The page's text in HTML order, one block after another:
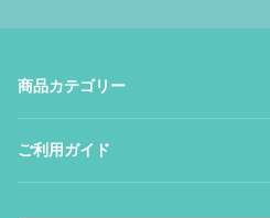
商品カテゴリー
ご利用ガイド